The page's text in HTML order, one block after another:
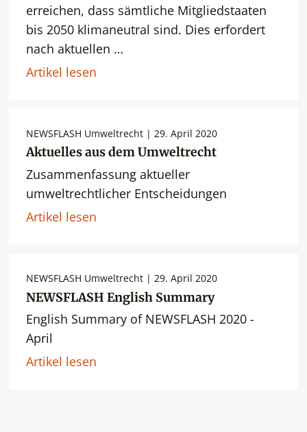
erreichen, dass sämtliche Mitgliedstaaten
bis 2050 klimaneutral sind. Dies erfordert
nach aktuellen …
Artikel lesen
NEWSFLASH Umweltrecht | 29. April 2020
Aktuelles aus dem Umweltrecht
Zusammenfassung aktueller
umweltrechtlicher Entscheidungen
Artikel lesen
NEWSFLASH Umweltrecht | 29. April 2020
NEWSFLASH English Summary
English Summary of NEWSFLASH 2020 -
April
Artikel lesen